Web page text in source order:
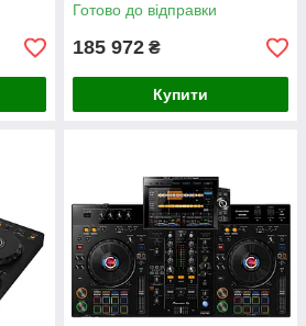
Готово до відправки
185 972 ₴
Купити